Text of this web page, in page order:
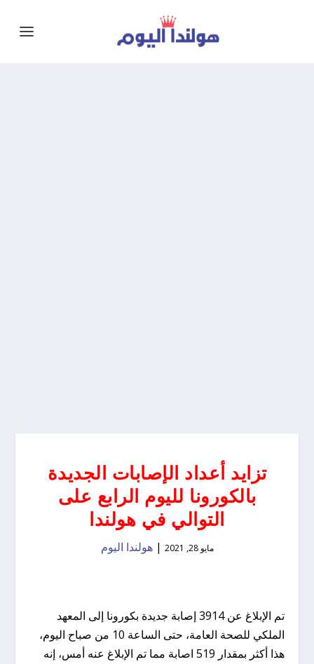
تزايد أعداد الإصابات الجديدة
بالكورونا لليوم الرابع على
التوالي في هولندا
مايو 28, 2021 |هولندا اليوم
تم الإبلاغ عن 3914 إصابة جديدة بكورونا إلى المعهد
الملكي للصحة العامة، حتى الساعة 10 من صباح اليوم،
هذا أكثر بمقدار 519 اصابة مما تم الإبلاغ عنه أمس، إنه